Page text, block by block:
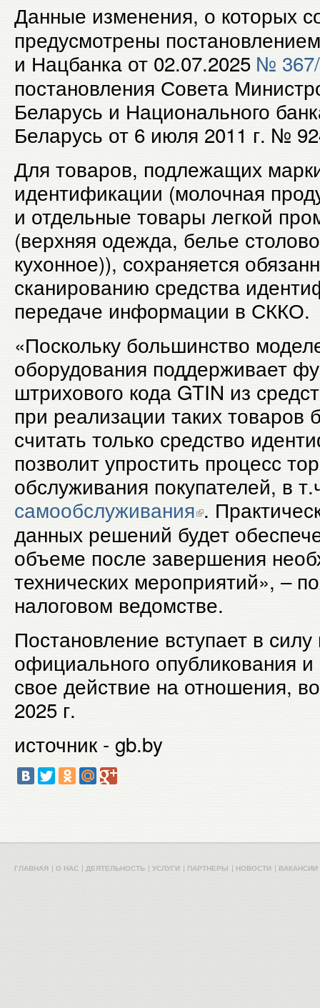
Данные изменения, о которых
предусмотрены
и Нацбанка от 02.07.2025 №
постановления Совета
Беларусь и Национального
Беларусь от 6 июля 2011 г. №
Для товаров, подлежащих
идентификации (молочная
и отдельные товары легкой
(верхняя одежда, белье
кухонное)), сохраняется
сканированию средства
передаче информации в СККО.
«Поскольку большинство
оборудования поддерживает
штрихового кода GTIN из
при реализации таких товаров
считать только средство
позволит упростить процесс
обслуживания покупателей, в
самообслуживания .
данных решений будет
объеме после завершения
технических мероприятий», –
налоговом ведомстве.
Постановление вступает в силу
официального опубликования и
свое действие на отношения,
2025 г.
источник - gb.by
ГЛАВНАЯ О НАС ДЕЯТЕЛЬНОСТЬ УСЛУГИ ПАРТНЕРЫ НОВОСТИ ВАКАНСИИ